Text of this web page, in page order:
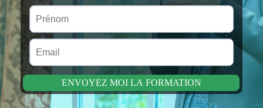
ENVOYEZ MOI LA FORMATION